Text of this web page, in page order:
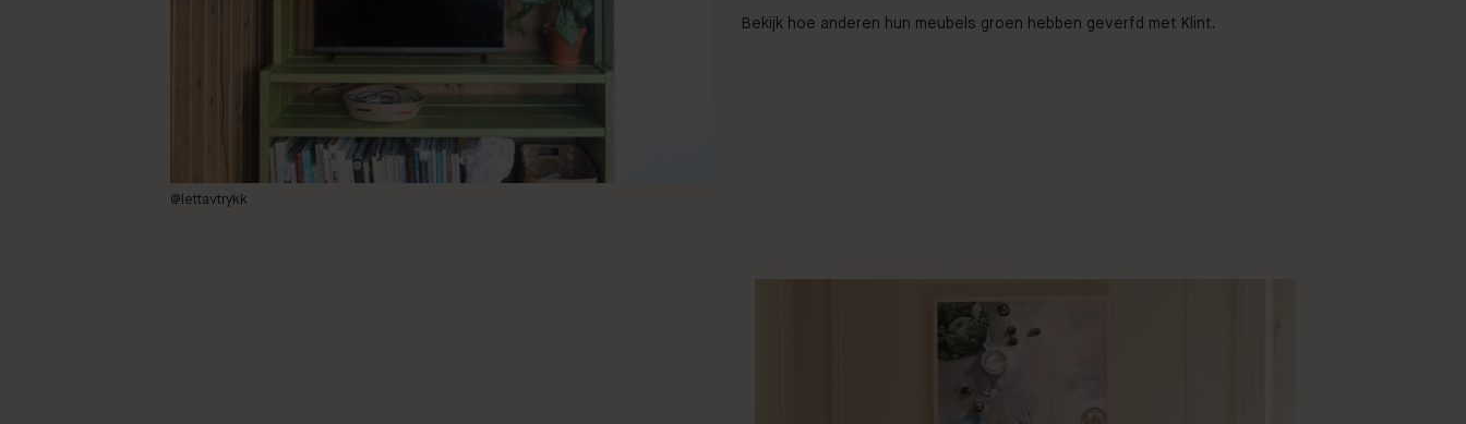
@lettavtrykk
Bekijk hoe anderen hun meubels groen hebben geverfd met Klint.